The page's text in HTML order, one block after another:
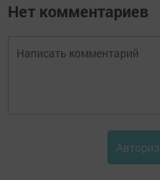
Нет комментариев